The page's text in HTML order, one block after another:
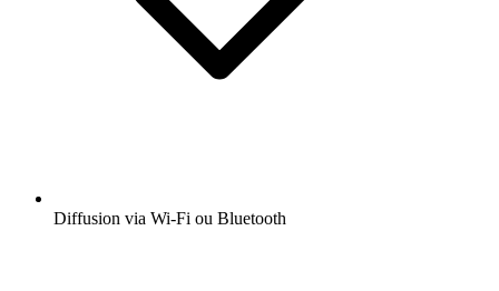
Diffusion via Wi-Fi ou Bluetooth